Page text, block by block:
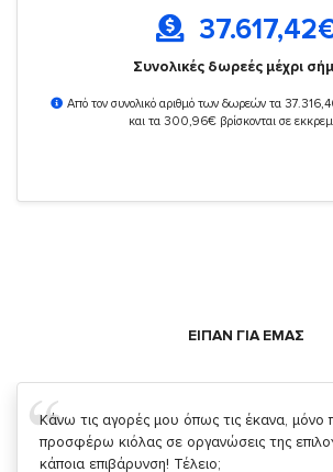
37.617,42
Συνολικές δωρεές μέχρι
Από τον συνολικό αριθμό των δωρεών τα
και τα 300,96€ βρίσκονται σε
ΕΙΠΑΝ ΓΙΑ ΕΜΑΣ
Σας ευχαριστώ που μας δίνετε την
κάτι!